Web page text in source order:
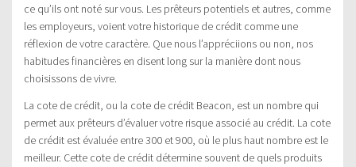
ce qu’ils ont noté sur vous. Les prêteurs potentiels et autres, comme
les employeurs, voient votre historique de crédit comme une
réflexion de votre caractère. Que nous l’appréciions ou non, nos
habitudes financières en disent long sur la manière dont nous
choisissons de vivre.
La cote de crédit, ou la cote de crédit Beacon, est un nombre qui
permet aux prêteurs d’évaluer votre risque associé au crédit. La cote
de crédit est évaluée entre 300 et 900, où le plus haut nombre est le
meilleur. Cette cote de crédit détermine souvent de quels produits